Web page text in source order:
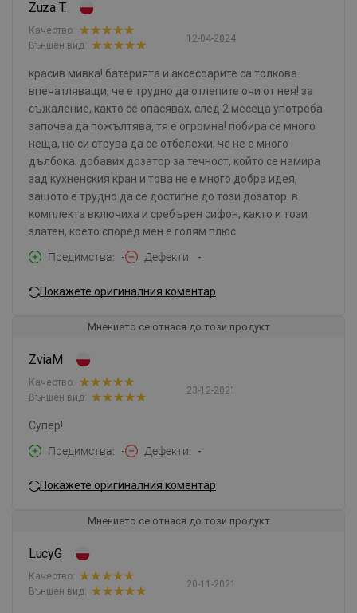
Zuza T.
12-04-2024
Качество:
Външен вид:
красив мивка! батерията и аксесоарите са толкова
впечатляващи, че е трудно да отлепите очи от нея! за
съжаление, както се опасявах, след 2 месеца употреба
започва да пожълтява, тя е огромна! побира се много
неща, но си струва да се отбележи, че не е много
дълбока. добавих дозатор за течност, който се намира
зад кухненския кран и това не е много добра идея,
защото е трудно да се достигне до този дозатор. в
комплекта включиха и сребърен сифон, както и този
златен, което според мен е голям плюс
Предимства
- Дефекти -
Покажете оригиналния коментар
Мнението се отнася до този продукт
ZviaM
23-12-2021
Качество:
Външен вид:
Супер!
Предимства
- Дефекти -
Покажете оригиналния коментар
Мнението се отнася до този продукт
LucyG
20-11-2021
Качество:
Външен вид: